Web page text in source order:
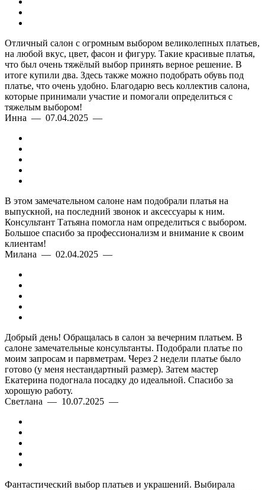
Отличный салон с огромным выбором великолепных платьев,
на любой вкус, цвет, фасон и фигуру. Такие красивые платья,
что был очень тяжёлый выбор принять верное решение. В
итоге купили два. Здесь также можно подобрать обувь под
платье, что очень удобно. Благодарю весь коллектив салона,
которые принимали участие и помогали определиться с
тяжелым выбором!
Инна — 07.04.2025 —
В этом замечательном салоне нам подобрали платья на
выпускной, на последний звонок и аксессуары к ним.
Консультант Татьяна помогла нам определиться с выбором.
Большое спасибо за профессионализм и внимание к своим
клиентам!
Милана — 02.04.2025 —
Добрый день! Обращалась в салон за вечерним платьем. В
салоне замечательные консультанты. Подобрали платье по
моим запросам и парвметрам. Через 2 недели платье было
готово (у меня нестандартный размер). Затем мастер
Екатерина подогнала посадку до идеальной. Спасибо за
хорошую работу.
Светлана — 10.07.2025 —
Фантастический выбор платьев и украшений. Выбирала